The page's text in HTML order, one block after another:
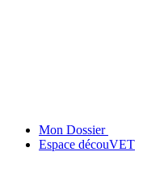
Mon Dossier
Espace découVET